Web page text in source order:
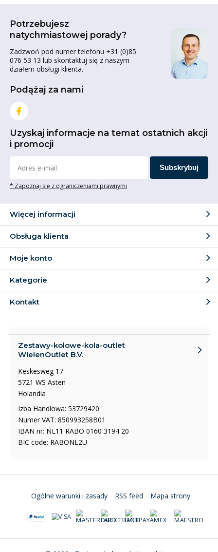
Potrzebujesz
natychmiastowej porady?
Zadzwoń pod numer telefonu +31 (0)85
076 53 13 lub skontaktuj się z naszym
działem obsługi klienta.
Podążaj za nami
Uzyskaj informacje na temat ostatnich akcji
i promocji
Subskrybuj
* Zapoznaj się z ograniczeniami prawnymi
Więcej informacji
Obsługa klienta
Moje konto
Kategorie
Kontakt
Zestawy-kolowe-kola-outlet
WielenOutlet B.V.
Keskesweg 17
5721 WS Asten
Holandia
Izba Handlowa: 53729420
Numer VAT: 850993258B01
IBAN nr: NL11 RABO 0160 3194 20
BIC code: RABONL2U
Ogólne warunki i zasady RSS feed Mapa strony